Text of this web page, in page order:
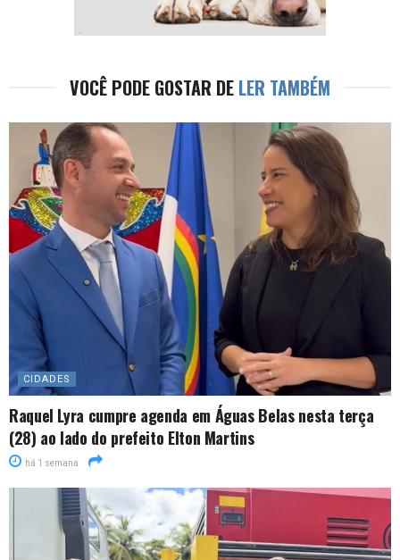
VOCÊ PODE GOSTAR DE LER TAMBÉM
CIDADES
Raquel Lyra cumpre agenda em Águas Belas nesta terça
(28) ao lado do prefeito Elton Martins
há 1 semana